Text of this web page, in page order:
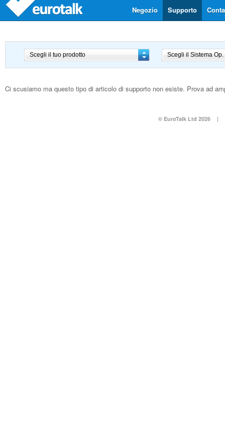
Supporto
Negozio
Ci scusiamo ma questo tipo di articolo di supporto non esiste. Prova ad
© EuroTalk Ltd 2026 |